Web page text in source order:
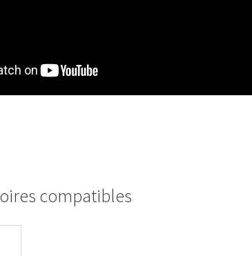
compatibles